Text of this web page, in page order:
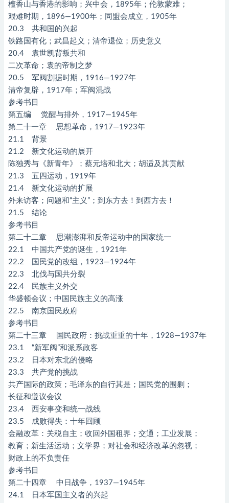
檀香山与香港的影响；兴中会，1895年；伦敦蒙难；
艰难时期，1896—1900年；同盟会成立，1905年
20.3 共和国的兴起
铁路国有化；武昌起义；清帝退位；历史意义
20.4 袁世凯背叛共和
二次革命；袁的帝制之梦
20.5 军阀割据时期，1916—1927年
清帝复辟，1917年；军阀混战
参考书目
第五编 觉醒与排外，1917—1945年
第二十一章 思想革命，1917—1923年
21.1 背景
21.2 新文化运动的展开
陈独秀与《新青年》；蔡元培和北大；胡适及其贡献
21.3 五四运动，1919年
21.4 新文化运动的扩展
外来访客；问题和“主义”；到东方去！到西方去！
21.5 结论
参考书目
第二十二章 思潮澎湃和反帝运动中的国家统一
22.1 中国共产党的诞生，1921年
22.2 国民党的改组，1923—1924年
22.3 北伐与国共分裂
22.4 民族主义外交
华盛顿会议；中国民族主义的高涨
22.5 南京国民政府
参考书目
第二十三章 国民政府：挑战重重的十年，1928—1937年
23.1 “新军阀”和派系政客
23.2 日本对东北的侵略
23.3 共产党的挑战
共产国际的政策；毛泽东的自行其是；国民党的围剿；
长征和遵议会议
23.4 西安事变和统一战线
23.5 成败得失：十年回顾
金融改革：关税自主；收回外国租界；交通；工业发展；
教育；新生活运动；文学界；对社会和经济改革的忽视；
财政上的不负责任
参考书目
第二十四章 中日战争，1937—1945年
24.1 日本军国主义者的兴起